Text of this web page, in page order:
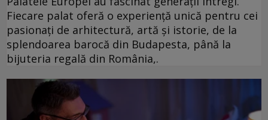
Fiecare palat oferă o experiență unică pentru cei
pasionați de arhitectură, artă și istorie, de la
splendoarea barocă din Budapesta, până la
bijuteria regală din România,.